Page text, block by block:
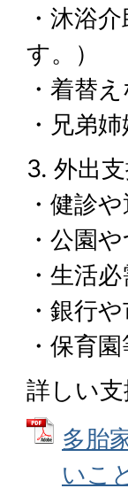
・沐浴
す。）
・着替
・兄弟
3. 外出
・健診
・公園
・生活
・銀行
・保育
詳しい
多胎
いこ